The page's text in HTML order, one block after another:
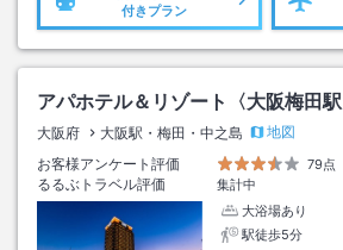
付きプラン
アパホテル＆リゾート〈大阪梅田駅
大阪府 大阪駅・梅田・中之島
地図
お客様アンケート評価
79点
るるぶトラベル評価
集計中
大浴場あり
駅徒歩5分